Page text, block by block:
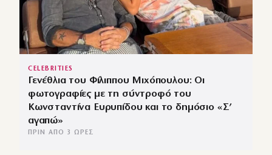
CELEBRITIES
Γενέθλια του Φίλιππου Μιχόπουλου: Οι
φωτογραφίες με τη σύντροφό του
Κωνσταντίνα Ευρυπίδου και το δημόσιο «Σ’
αγαπώ»
ΠΡΙΝ ΑΠΌ 3 ΏΡΕΣ